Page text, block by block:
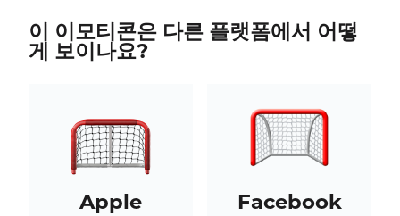
이 이모티콘은 다른 플랫폼에서 어떻
게 보이나요?
Apple Facebook